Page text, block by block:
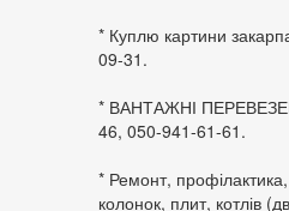
* Куплю картини
09-31.
* ВАНТАЖНІ
46, 050-941-61-61.
* Ремонт,
колонок, плит, котлів